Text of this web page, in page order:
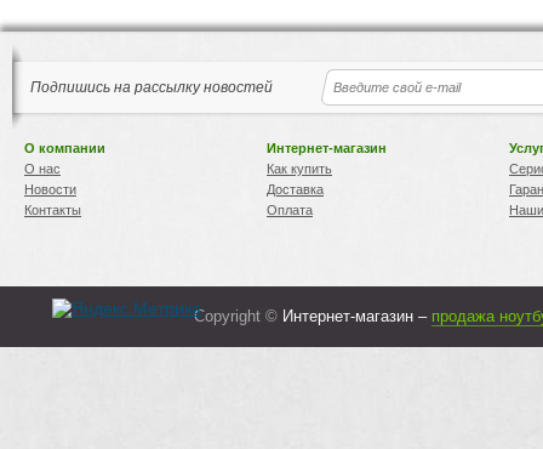
Подпишись на рассылку новостей
О компании
О нас
Новости
Контакты
Интернет-магазин
Как купить
Доставка
Оплата
Copyright © Интернет-магазин – продажа